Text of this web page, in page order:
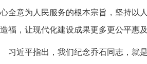
全意为人民服务的根本宗旨，坚持以
福，让现代化建设成果更多更公平惠及
习近平指出，我们纪念乔石同志，就